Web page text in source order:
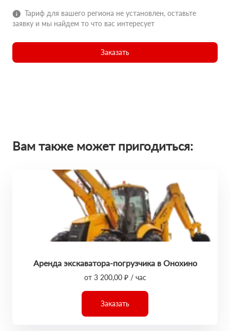
Тариф для вашего региона не установлен, оставьте
заявку и мы найдем то что вас интересует
Заказать
Вам также может пригодиться:
Аренда экскаватора-погрузчика в Онохино
от 3 200,00 ₽ / час
Заказать